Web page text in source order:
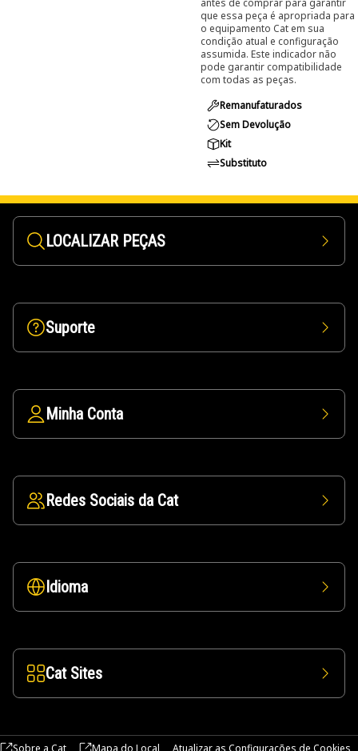
antes de comprar para garantir
que essa peça é apropriada para
o equipamento Cat em sua
condição atual e configuração
assumida. Este indicador não
pode garantir compatibilidade
com todas as peças.
Remanufaturados
Sem Devolução
Kit
Substituto
LOCALIZAR PEÇAS
Suporte
Minha Conta
Redes Sociais da Cat
Idioma
Cat Sites
Sobre a Cat Mapa do Local Atualizar as Configurações de Cookies